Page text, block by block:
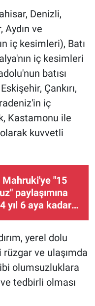
Denizli,
ve
iç kesimleri), Batı
iç kesimleri
batısı
Çankırı,
iç
Kastamonu ile
kuvvetli
Mahruki'ye "15
paylaşımına
yıl 6 aya kadar
yerel dolu
rüzgar ve ulaşımda
olumsuzluklara
tedbirli olması